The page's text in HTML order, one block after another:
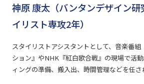
神原 康太（バンタンデザイン研
イリスト専攻2年）
スタイリストアシスタントとして、音楽番
ション』やNHK『紅白歌合戦』の現場で活
ィングの準備、搬入出、時間管理などを任さ